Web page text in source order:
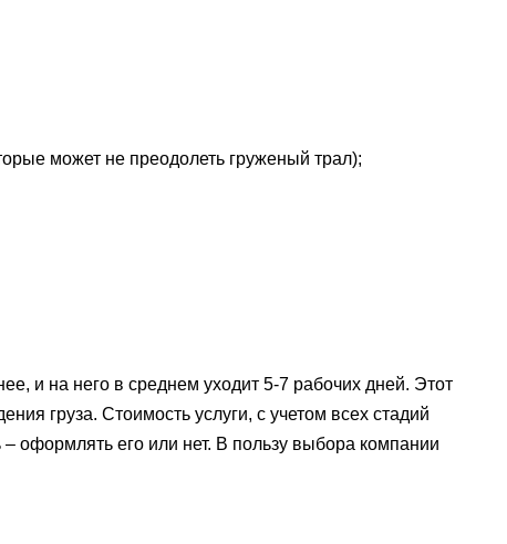
может не преодолеть груженый трал);
и на него в среднем уходит 5-7 рабочих дней. Этот
груза. Стоимость услуги, с учетом всех стадий
оформлять его или нет. В пользу выбора компании